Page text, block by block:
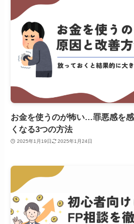
お金を使うのが怖い…罪悪感を
くなる3つの方法
2025年1月19日 2025年1月24日